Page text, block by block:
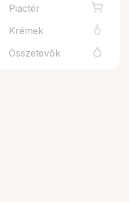
Piactér
Krémek
Összetevők